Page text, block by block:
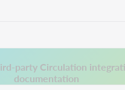
party Circulation
documentation
new tab.